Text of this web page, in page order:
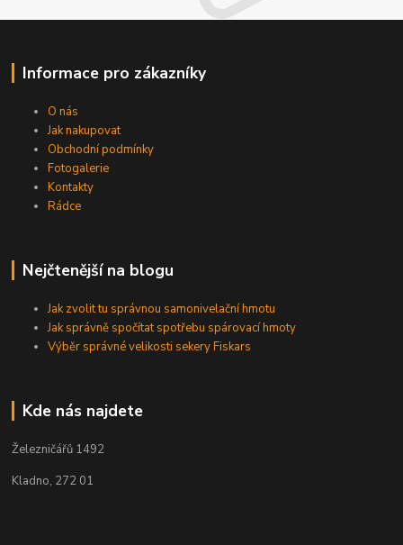
Informace pro zákazníky
O nás
Jak nakupovat
Obchodní podmínky
Fotogalerie
Kontakty
Rádce
Nejčtenější na blogu
Jak zvolit tu správnou samonivelační hmotu
Jak správně spočítat spotřebu spárovací hmoty
Výběr správné velikosti sekery Fiskars
Kde nás najdete
Železničářů 1492
Kladno, 272 01